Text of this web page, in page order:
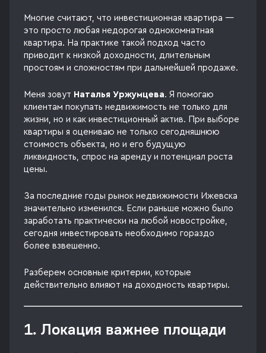
Многие считают, что инвестиционная квартира —
это просто любая недорогая однокомнатная
квартира. На практике такой подход часто
приводит к низкой доходности, длительным
простоям и сложностям при дальнейшей продаже.
Меня зовут Наталья Уржумцева. Я помогаю
клиентам покупать недвижимость не только для
жизни, но и как инвестиционный актив. При выборе
квартиры я оцениваю не только сегодняшнюю
стоимость объекта, но и его будущую
ликвидность, спрос на аренду и потенциал роста
цены.
За последние годы рынок недвижимости Ижевска
значительно изменился. Если раньше можно было
заработать практически на любой новостройке,
сегодня инвестировать необходимо гораздо
более взвешенно.
Разберем основные критерии, которые
действительно влияют на доходность квартиры.
1. Локация важнее площади